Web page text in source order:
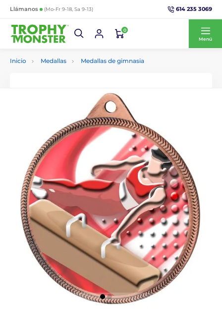
Llámanos (Mo-Fr 9-18, Sa 9-13) 614 235 3069
0
Menú
Inicio Medallas Medallas de gimnasia